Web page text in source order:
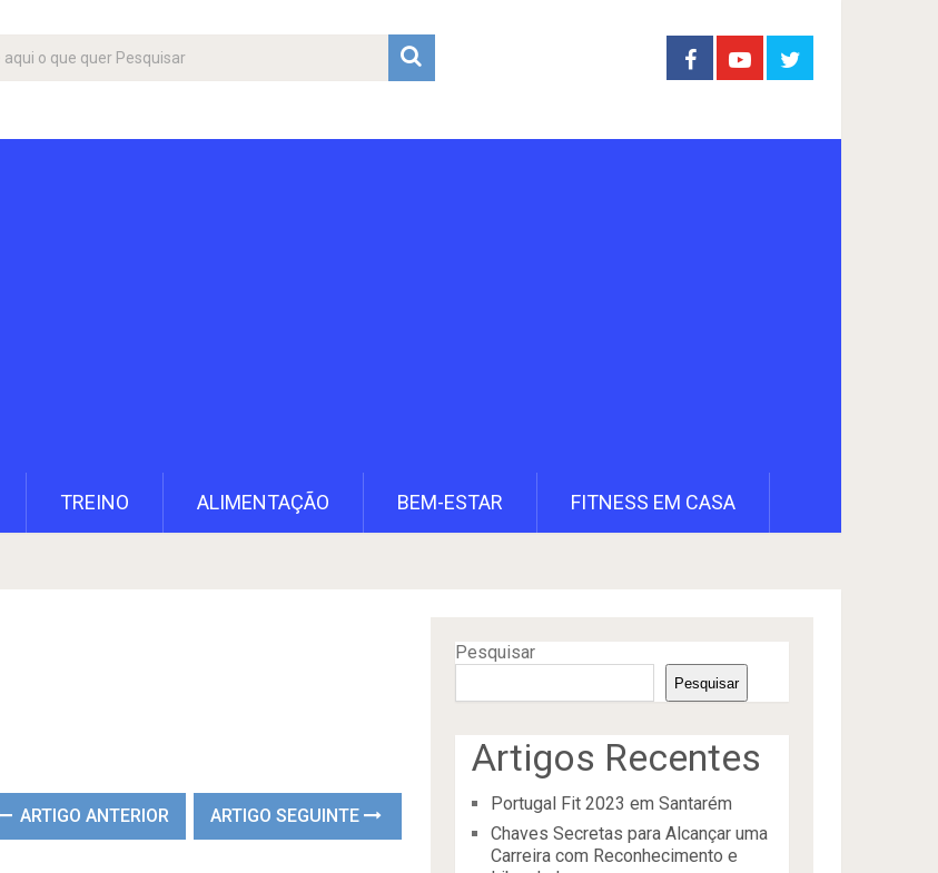
TREINO ALIMENTAÇÃO BEM-ESTAR FITNESS EM CASA
ARTIGO ANTERIOR ARTIGO SEGUINTE
Pesquisar
Pesquisar
Artigos Recentes
Portugal Fit 2023 em Santarém
Chaves Secretas para Alcançar uma
Carreira com Reconhecimento e